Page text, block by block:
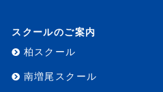
スクールのご案内
柏スクール
南増尾スクール